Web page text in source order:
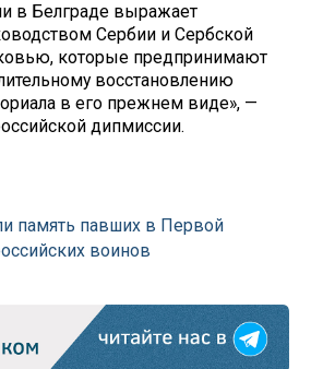
в Белграде выражает
Сербии и Сербской
которые предпринимают
восстановлению
в его прежнем виде», —
дипмиссии.
память павших в Первой
воинов